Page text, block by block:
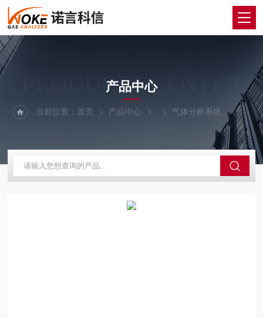
PRODUCTS CENTER
产品中心
当前位置：首页 产品中心 气体分析系统 氯化